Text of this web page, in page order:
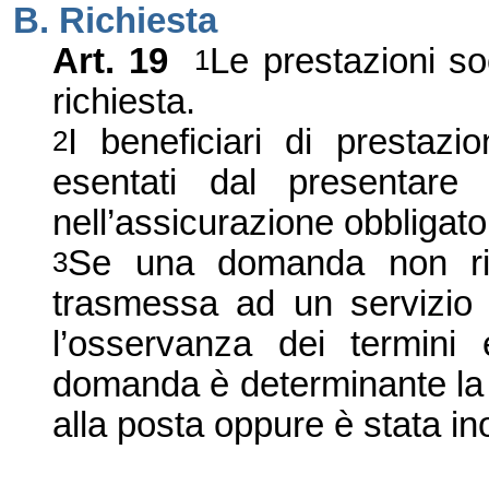
B. Richiesta
Art. 19
1Le prestazioni
richiesta.
2I beneficiari di
esentati dal
nell’assicurazione
3Se una domanda non
trasmessa ad un servizio
l’osservanza dei
domanda è determinante
alla posta oppure è stata